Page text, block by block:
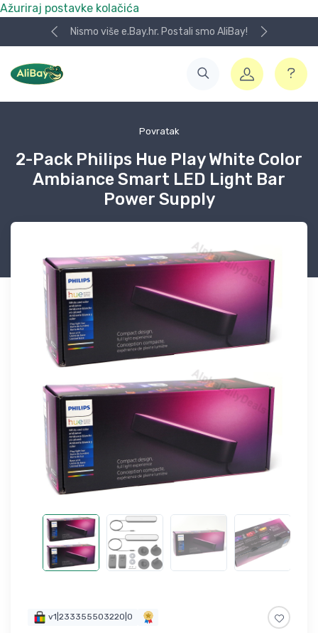
Ažuriraj postavke kolačića
Nismo više e.Bay.hr. Postali smo AliBay!
Povratak
2-Pack Philips Hue Play White Color
Ambiance Smart LED Light Bar
Power Supply
v1|233355503220|0